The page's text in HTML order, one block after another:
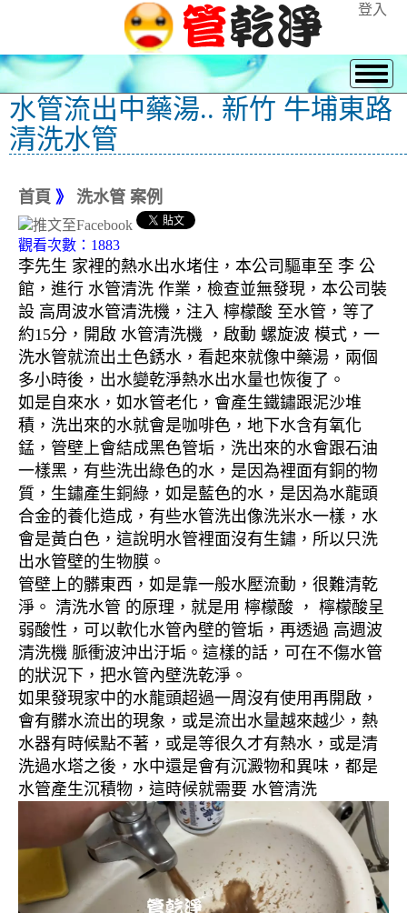
登入
水管流出中藥湯.. 新竹 牛埔東路
清洗水管
首頁 》 洗水管 案例
觀看次數：1883
李先生 家裡的熱水出水堵住，本公司驅車至 李 公
館，進行 水管清洗 作業，檢查並無發現，本公司裝
設 高周波水管清洗機，注入 檸檬酸 至水管，等了
約15分，開啟 水管清洗機 ，啟動 螺旋波 模式，一
洗水管就流出土色銹水，看起來就像中藥湯，兩個
多小時後，出水變乾淨熱水出水量也恢復了。
如是自來水，如水管老化，會產生鐵鏽跟泥沙堆
積，洗出來的水就會是咖啡色，地下水含有氧化
錳，管壁上會結成黑色管垢，洗出來的水會跟石油
一樣黑，有些洗出綠色的水，是因為裡面有銅的物
質，生鏽產生銅綠，如是藍色的水，是因為水龍頭
合金的養化造成，有些水管洗出像洗米水一樣，水
會是黃白色，這說明水管裡面沒有生鏽，所以只洗
出水管壁的生物膜。
管壁上的髒東西，如是靠一般水壓流動，很難清乾
淨。 清洗水管 的原理，就是用 檸檬酸 ， 檸檬酸呈
弱酸性，可以軟化水管內壁的管垢，再透過 高週波
清洗機 脈衝波沖出汙垢。這樣的話，可在不傷水管
的狀況下，把水管內壁洗乾淨。
如果發現家中的水龍頭超過一周沒有使用再開啟，
會有髒水流出的現象，或是流出水量越來越少，熱
水器有時候點不著，或是等很久才有熱水，或是清
洗過水塔之後，水中還是會有沉澱物和異味，都是
水管產生沉積物，這時候就需要 水管清洗